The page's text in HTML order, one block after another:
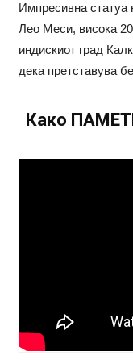
Импресивна статуа
Лео Меси, висока
индискиот град
дека претставува
Како